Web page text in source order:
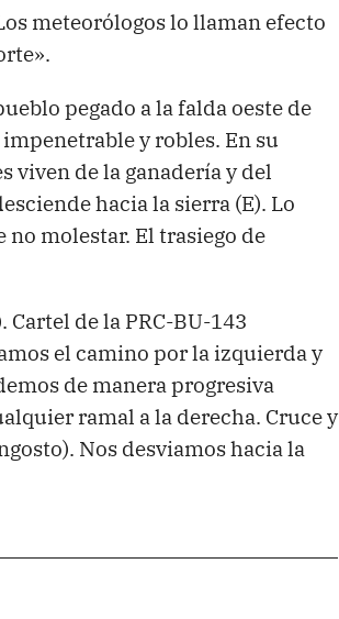
meteorólogos lo llaman efecto
pegado a la falda oeste de
y robles. En su
viven de la ganadería y del
hacia la sierra (E). Lo
molestar. El trasiego de
de la PRC-BU-143
el camino por la izquierda y
de manera progresiva
ramal a la derecha. Cruce y
Nos desviamos hacia la